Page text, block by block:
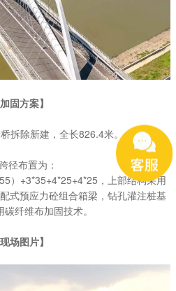
加固方案】
拆除新建，全长826.4米。
布置为：
）+3*35+4*25+4*25，上部结构采用
式预应力砼组合箱梁，钻孔灌注桩基
纤维布加固技术。
现场图片】